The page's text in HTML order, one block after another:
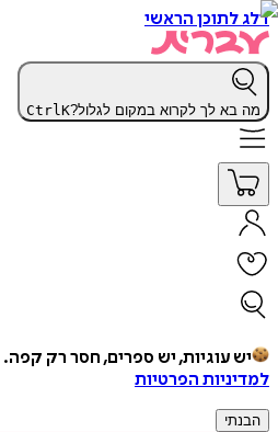
דלג לתוכן הראשי
מה בא לך לקרוא במקום לגלול? CtrlK
יש עוגיות, יש ספרים, חסר רק קפה.
למדיניות הפרטיות
הבנתי